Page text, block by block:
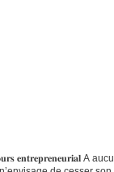
𝐞𝐧𝐭𝐫𝐞𝐩𝐫𝐞𝐧𝐞𝐮𝐫𝐢𝐚𝐥 A